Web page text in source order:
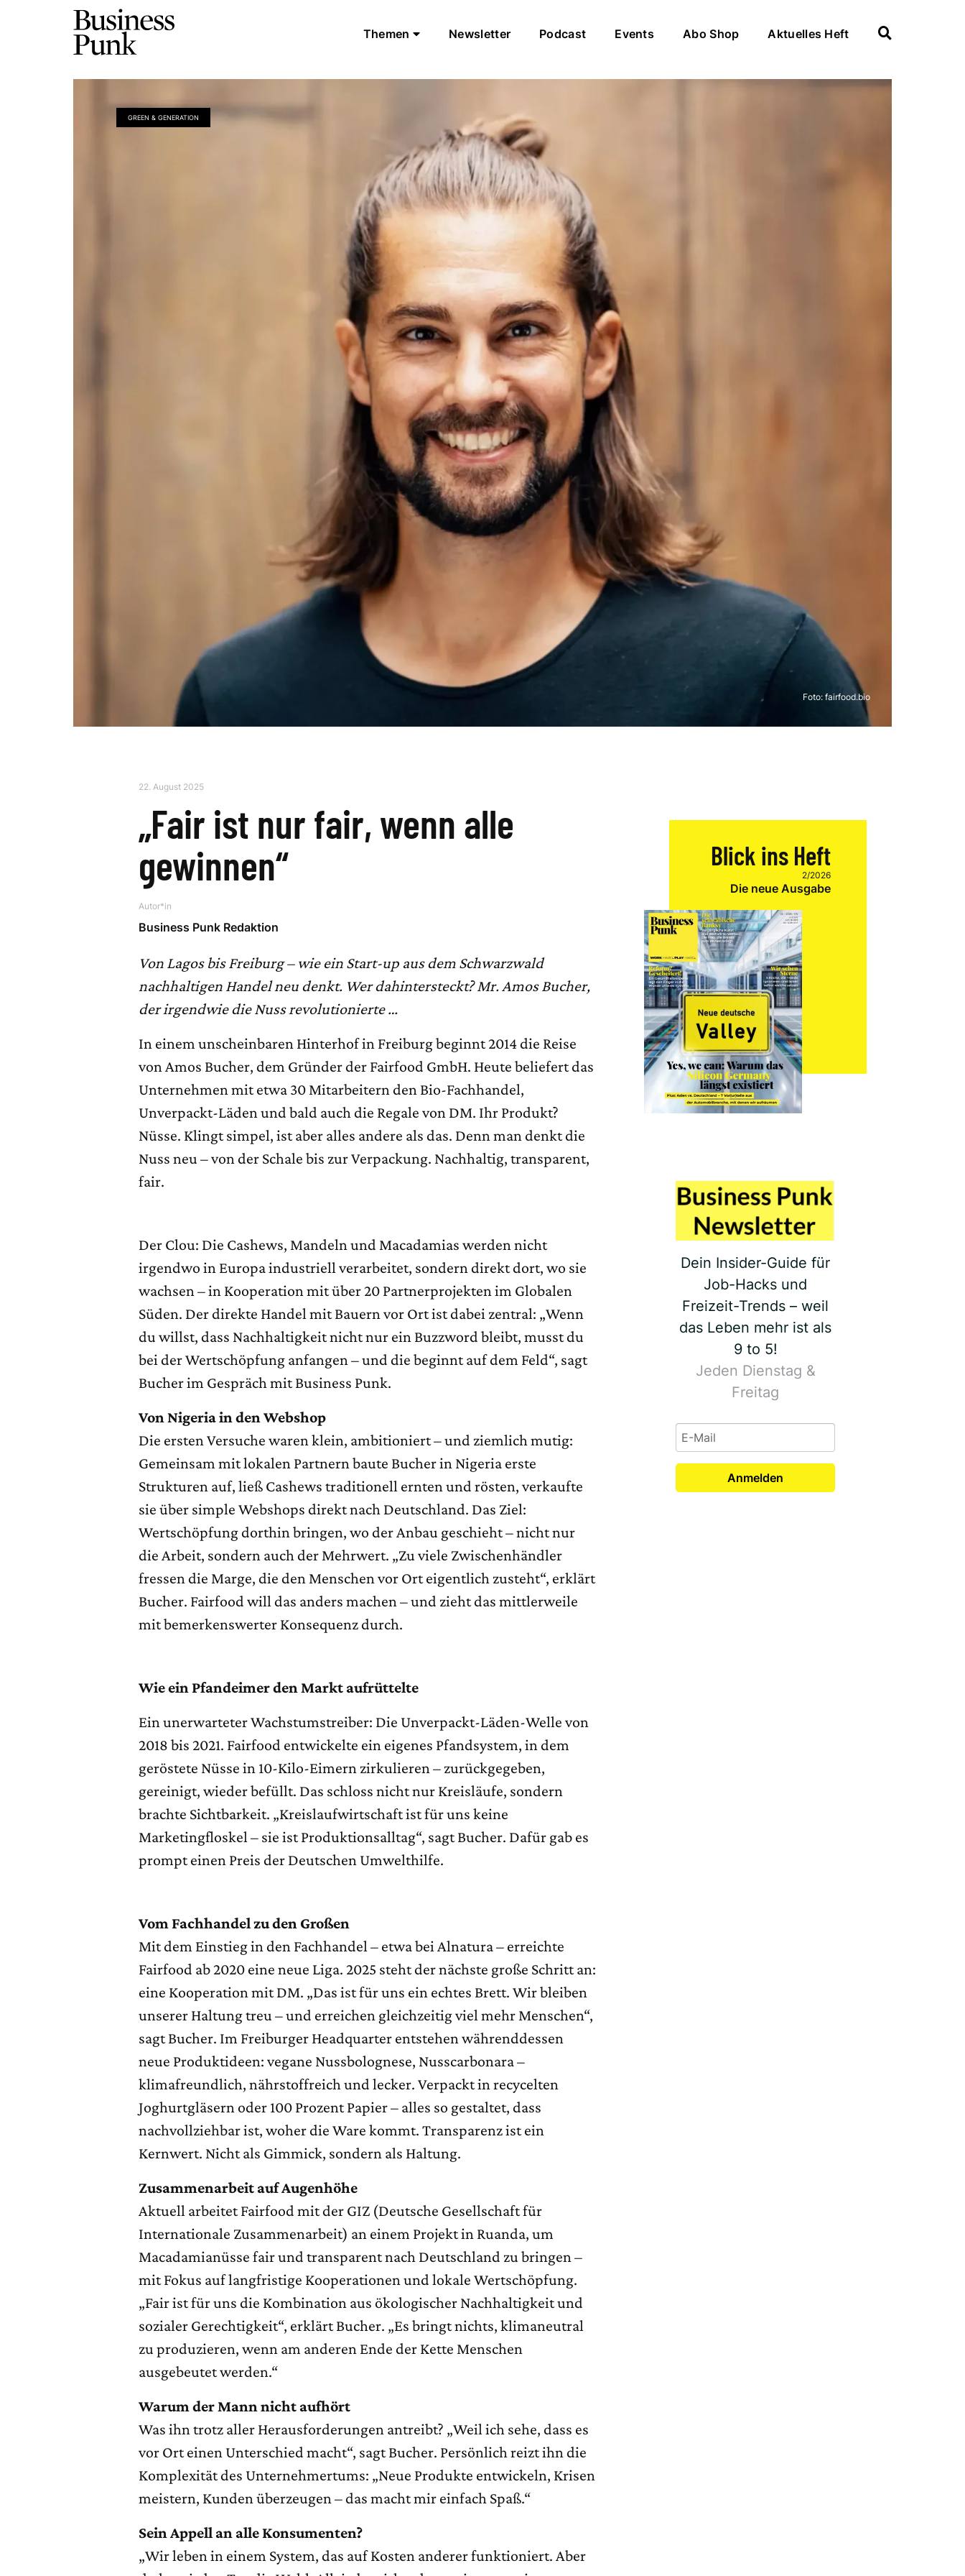
Themen Newsletter Podcast Events Abo Shop Aktuelles Heft
GREEN & GENERATION
Foto: fairfood.bio
22. August 2025
„Fair ist nur fair, wenn alle
gewinnen“
Autor*in
Business Punk Redaktion
Von Lagos bis Freiburg – wie ein Start-up aus dem Schwarzwald
nachhaltigen Handel neu denkt. Wer dahintersteckt? Mr. Amos Bucher,
der irgendwie die Nuss revolutionierte …
In einem unscheinbaren Hinterhof in Freiburg beginnt 2014 die Reise
von Amos Bucher, dem Gründer der Fairfood GmbH. Heute beliefert das
Unternehmen mit etwa 30 Mitarbeitern den Bio-Fachhandel,
Unverpackt-Läden und bald auch die Regale von DM. Ihr Produkt?
Nüsse. Klingt simpel, ist aber alles andere als das. Denn man denkt die
Nuss neu – von der Schale bis zur Verpackung. Nachhaltig, transparent,
fair.
Der Clou: Die Cashews, Mandeln und Macadamias werden nicht
irgendwo in Europa industriell verarbeitet, sondern direkt dort, wo sie
wachsen – in Kooperation mit über 20 Partnerprojekten im Globalen
Süden. Der direkte Handel mit Bauern vor Ort ist dabei zentral: „Wenn
du willst, dass Nachhaltigkeit nicht nur ein Buzzword bleibt, musst du
bei der Wertschöpfung anfangen – und die beginnt auf dem Feld“, sagt
Bucher im Gespräch mit Business Punk.
Von Nigeria in den Webshop
Die ersten Versuche waren klein, ambitioniert – und ziemlich mutig:
Gemeinsam mit lokalen Partnern baute Bucher in Nigeria erste
Strukturen auf, ließ Cashews traditionell ernten und rösten, verkaufte
sie über simple Webshops direkt nach Deutschland. Das Ziel:
Wertschöpfung dorthin bringen, wo der Anbau geschieht – nicht nur
die Arbeit, sondern auch der Mehrwert. „Zu viele Zwischenhändler
fressen die Marge, die den Menschen vor Ort eigentlich zusteht“, erklärt
Bucher. Fairfood will das anders machen – und zieht das mittlerweile
mit bemerkenswerter Konsequenz durch.
Wie ein Pfandeimer den Markt aufrüttelte
Ein unerwarteter Wachstumstreiber: Die Unverpackt-Läden-Welle von
2018 bis 2021. Fairfood entwickelte ein eigenes Pfandsystem, in dem
geröstete Nüsse in 10-Kilo-Eimern zirkulieren – zurückgegeben,
gereinigt, wieder befüllt. Das schloss nicht nur Kreisläufe, sondern
brachte Sichtbarkeit. „Kreislaufwirtschaft ist für uns keine
Marketingfloskel – sie ist Produktionsalltag“, sagt Bucher. Dafür gab es
prompt einen Preis der Deutschen Umwelthilfe.
Vom Fachhandel zu den Großen
Mit dem Einstieg in den Fachhandel – etwa bei Alnatura – erreichte
Fairfood ab 2020 eine neue Liga. 2025 steht der nächste große Schritt an:
eine Kooperation mit DM. „Das ist für uns ein echtes Brett. Wir bleiben
unserer Haltung treu – und erreichen gleichzeitig viel mehr Menschen“,
sagt Bucher. Im Freiburger Headquarter entstehen währenddessen
neue Produktideen: vegane Nussbolognese, Nusscarbonara –
klimafreundlich, nährstoffreich und lecker. Verpackt in recycelten
Joghurtgläsern oder 100 Prozent Papier – alles so gestaltet, dass
nachvollziehbar ist, woher die Ware kommt. Transparenz ist ein
Kernwert. Nicht als Gimmick, sondern als Haltung.
Zusammenarbeit auf Augenhöhe
Aktuell arbeitet Fairfood mit der GIZ (Deutsche Gesellschaft für
Internationale Zusammenarbeit) an einem Projekt in Ruanda, um
Macadamianüsse fair und transparent nach Deutschland zu bringen –
mit Fokus auf langfristige Kooperationen und lokale Wertschöpfung.
„Fair ist für uns die Kombination aus ökologischer Nachhaltigkeit und
sozialer Gerechtigkeit“, erklärt Bucher. „Es bringt nichts, klimaneutral
zu produzieren, wenn am anderen Ende der Kette Menschen
ausgebeutet werden.“
Warum der Mann nicht aufhört
Was ihn trotz aller Herausforderungen antreibt? „Weil ich sehe, dass es
vor Ort einen Unterschied macht“, sagt Bucher. Persönlich reizt ihn die
Komplexität des Unternehmertums: „Neue Produkte entwickeln, Krisen
meistern, Kunden überzeugen – das macht mir einfach Spaß.“
Sein Appell an alle Konsumenten?
„Wir leben in einem System, das auf Kosten anderer funktioniert. Aber
Blick ins Heft
2/2026
Die neue Ausgabe
Dein Insider-Guide für
Job-Hacks und
Freizeit-Trends – weil
das Leben mehr ist als
9 to 5!
Jeden Dienstag &
Freitag
Anmelden